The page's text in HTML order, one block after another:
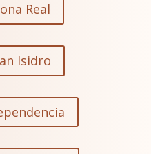
Real
Isidro